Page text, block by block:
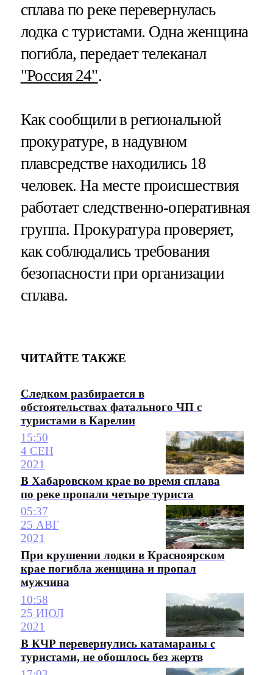
сплава по реке перевернулась
лодка с туристами. Одна женщина
погибла, передает телеканал
"Россия 24".
Как сообщили в региональной
прокуратуре, в надувном
плавсредстве находились 18
человек. На месте происшествия
работает следственно-оперативная
группа. Прокуратура проверяет,
как соблюдались требования
безопасности при организации
сплава.
ЧИТАЙТЕ ТАКЖЕ
Следком разбирается в
обстоятельствах фатального ЧП с
туристами в Карелии
15:50
4 СЕН
2021
В Хабаровском крае во время сплава
по реке пропали четыре туриста
05:37
25 АВГ
2021
При крушении лодки в Красноярском
крае погибла женщина и пропал
мужчина
10:58
25 ИЮЛ
2021
В КЧР перевернулись катамараны с
туристами, не обошлось без жертв